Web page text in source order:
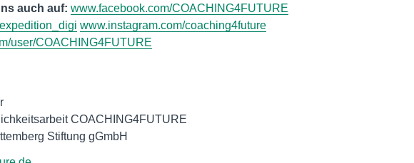
auch auf: www.facebook.com/COACHING4FUTURE
www.instagram.com/coaching4future
user/COACHING4FUTURE
COACHING4FUTURE
Stiftung gGmbH